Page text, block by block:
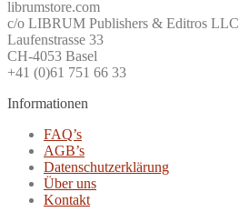
librumstore.com
c/o LIBRUM Publishers & Editros LLC
Laufenstrasse 33
CH-4053 Basel
+41 (0)61 751 66 33
Informationen
FAQ’s
AGB’s
Datenschutzerklärung
Über uns
Kontakt